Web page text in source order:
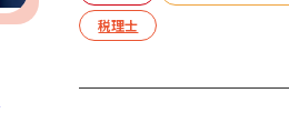
税理士